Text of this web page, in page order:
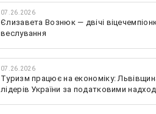
07.26.2026
Єлизавета Вознюк — двічі
веслування
07.26.2026
Туризм працює на економіку:
лідерів України за податковими